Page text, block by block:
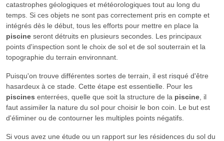
catastrophes géologiques et météorologiques tout au long du
temps. Si ces objets ne sont pas correctement pris en compte et
intégrés dès le début, tous les efforts pour mettre en place la
piscineseront détruits en plusieurs secondes. Les principaux
points d'inspection sont le choix de sol et de sol souterrain et la
topographie du terrain environnant.
Puisqu'on trouve différentes sortes de terrain, il est risqué d'être
hasardeux à ce stade. Cette étape est essentielle. Pour les
piscines enterrées, quelle que soit la structure de la piscine, il
faut assimiler la nature du sol pour choisir le bon coin. Le but est
d'éliminer ou de contourner les multiples points négatifs.
Si vous avez une étude ou un rapport sur les résidences du sol du